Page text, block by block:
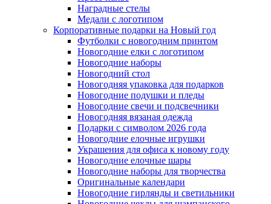
Наградные стелы
Медали с логотипом
Корпоративные подарки на Новый год
Футболки с новогодним принтом
Новогодние елки с логотипом
Новогодние наборы
Новогодний стол
Новогодняя упаковка для подарков
Новогодние подушки и пледы
Новогодние свечи и подсвечники
Новогодняя вязаная одежда
Подарки с символом 2026 года
Новогодние елочные игрушки
Украшения для офиса к новому году
Новогодние елочные шары
Новогодние наборы для творчества
Оригинальные календари
Новогодние гирлянды и светильники